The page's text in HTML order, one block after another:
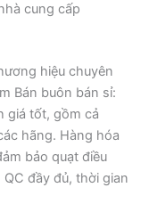
cung cấp
hiệu chuyên
Bán buôn bán sỉ:
giá tốt, gồm cả
hãng. Hàng hóa
bảo quạt điều
đầy đủ, thời gian